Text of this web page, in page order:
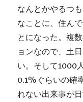
なんとかやるつ
なことに、住ん
とになった。複
ョンなので、土
い。そして1000
0.1%ぐらいの確
れない出来事が